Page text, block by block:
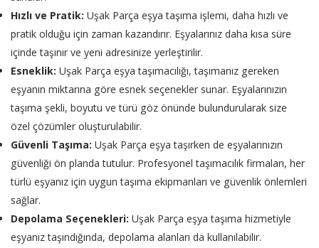
Hızlı ve Pratik: Uşak Parça eşya taşıma işlemi, daha hızlı ve
pratik olduğu için zaman kazandırır. Eşyalarınız daha kısa süre
içinde taşınır ve yeni adresinize yerleştirilir.
Esneklik: Uşak Parça eşya taşımacılığı, taşımanız gereken
eşyanın miktarına göre esnek seçenekler sunar. Eşyalarınızın
taşıma şekli, boyutu ve türü göz önünde bulundurularak size
özel çözümler oluşturulabilir.
Güvenli Taşıma: Uşak Parça eşya taşırken de eşyalarınızın
güvenliği ön planda tutulur. Profesyonel taşımacılık firmaları, her
türlü eşyanız için uygun taşıma ekipmanları ve güvenlik önlemleri
sağlar.
Depolama Seçenekleri: Uşak Parça eşya taşıma hizmetiyle
eşyanız taşındığında, depolama alanları da kullanılabilir.